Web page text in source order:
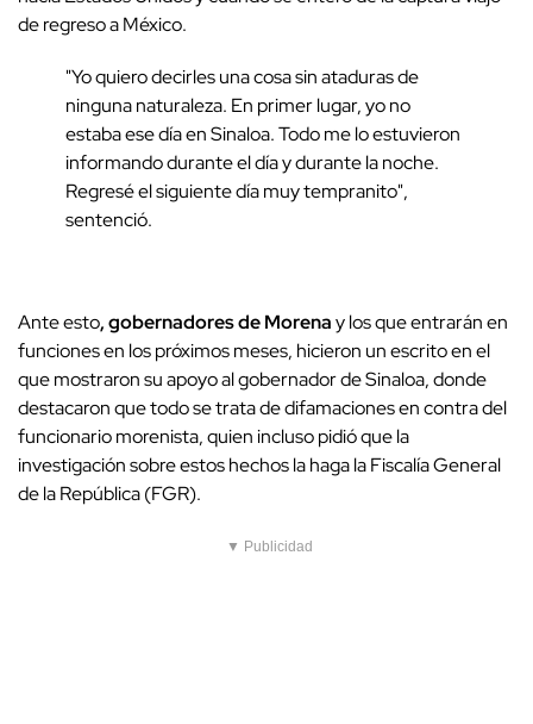
de regreso a México.
"Yo quiero decirles una cosa sin ataduras de
ninguna naturaleza. En primer lugar, yo no
estaba ese día en Sinaloa. Todo me lo estuvieron
informando durante el día y durante la noche.
Regresé el siguiente día muy tempranito",
sentenció.
Ante esto, gobernadores de Morenay los que entrarán en
funciones en los próximos meses, hicieron un escrito en el
que mostraron su apoyo al gobernador de Sinaloa, donde
destacaron que todo se trata de difamaciones en contra del
funcionario morenista, quien incluso pidió que la
investigación sobre estos hechos la haga la Fiscalía General
de la República (FGR).
▼ Publicidad